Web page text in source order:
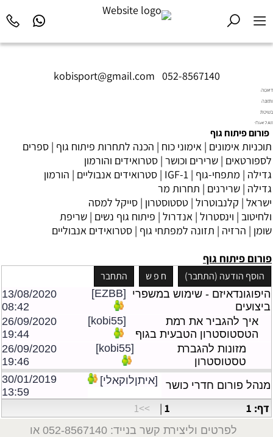
kobisport@gmail.com 052-8567140
דיאטה
ותזונה
בשיטת
Diet2All:
המדע
שמאחורי
הגוף
המושלם.
פורוםפיתוח גוף
תוכניות אימונים | אימוני כוח | הכנה לתחרות פיתוח גוף | ספרים
לספורטאים | שרירים וכושר | סטרואידים והורמון
גדילה | מתפחי-גוף |
IGF-1
| סטרואידים אנבוליים | הורמון
גדילה | שרירנים | תחרות מר
ישראל | קלנבוטרול | טסטוסטרון | סייקל למסה
ולחיטוב | וינסטרול | אנדרול | פיתוח גוף נשים | שריפת
שומן | הרזיה | תזונה למפתחי גוף | סטרואידים אנבוליים
פורום פיתוח גוף
היפוגונדאיזם - שימוש במשפרי
ביצועים
[EZBB]
13/08/2020
08:42
איך להגביר את רמת
הטסטוסטרון הטבעית בגוף
[kobi55]
26/09/2020
19:44
מזונות להגברת
טסטוסטרון
[kobi55]
26/09/2020
19:46
מנהל פורום חדרי כושר
[איתןלוקאלי]
30/01/2019
13:59
דף: 1 1
|
>>1
לפרטים וליצירת קשר בנייד: 052-8567140
או